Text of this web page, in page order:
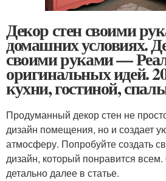
Декор стен своими
домашних условиях.
своими руками —
оригинальных идей.
кухни, гостиной,
Продуманный декор стен не
дизайн помещения, но и создает
атмосферу. Попробуйте создать
дизайн, который понравится
детально далее в статье.